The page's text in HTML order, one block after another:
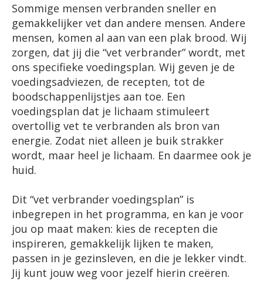
Sommige mensen verbranden sneller en
gemakkelijker vet dan andere mensen. Andere
mensen, komen al aan van een plak brood. Wij
zorgen, dat jij die “vet verbrander” wordt, met
ons specifieke voedingsplan. Wij geven je de
voedingsadviezen, de recepten, tot de
boodschappenlijstjes aan toe. Een
voedingsplan dat je lichaam stimuleert
overtollig vet te verbranden als bron van
energie. Zodat niet alleen je buik strakker
wordt, maar heel je lichaam. En daarmee ook je
huid.
Dit “vet verbrander voedingsplan” is
inbegrepen in het programma, en kan je voor
jou op maat maken: kies de recepten die
inspireren, gemakkelijk lijken te maken,
passen in je gezinsleven, en die je lekker vindt.
Jij kunt jouw weg voor jezelf hierin creëren.